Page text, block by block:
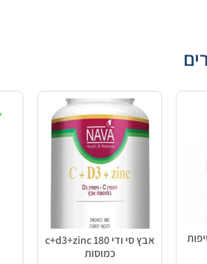
אבץ סי ודי c+d3+zinc 180
כמוסות